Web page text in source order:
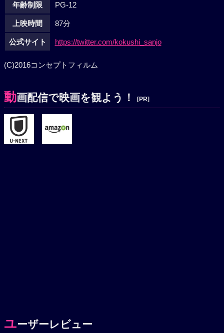
年齢制限 PG-12
上映時間 87分
公式サイト https://twitter.com/kokushi_sanjo
(C)2016コンセプトフィルム
動画配信で映画を観よう！ [PR]
ユーザーレビュー